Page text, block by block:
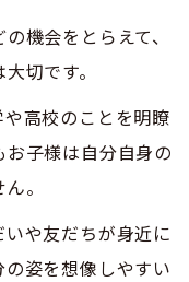
機会をとらえて、
切です。
高校のことを明瞭
子様は自分自身の
。
や友だちが身近に
姿を想像しやすい